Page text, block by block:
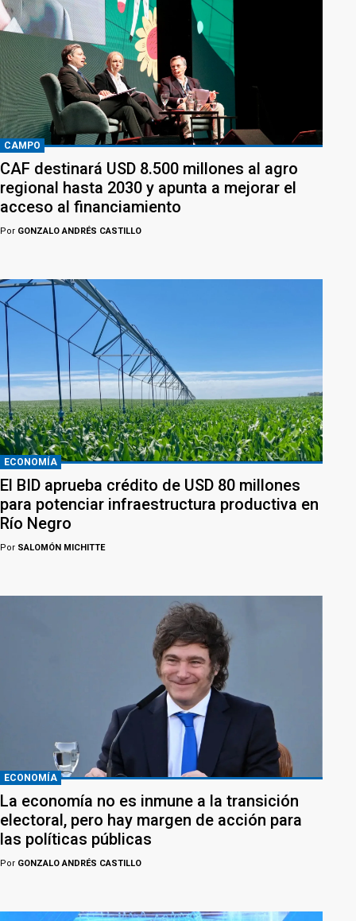
CAMPO
CAF destinará USD 8.500 millones al agro
regional hasta 2030 y apunta a mejorar el
acceso al financiamiento
Por GONZALO ANDRÉS CASTILLO
ECONOMÍA
El BID aprueba crédito de USD 80 millones
para potenciar infraestructura productiva en
Río Negro
Por SALOMÓN MICHITTE
ECONOMÍA
La economía no es inmune a la transición
electoral, pero hay margen de acción para
las políticas públicas
Por GONZALO ANDRÉS CASTILLO